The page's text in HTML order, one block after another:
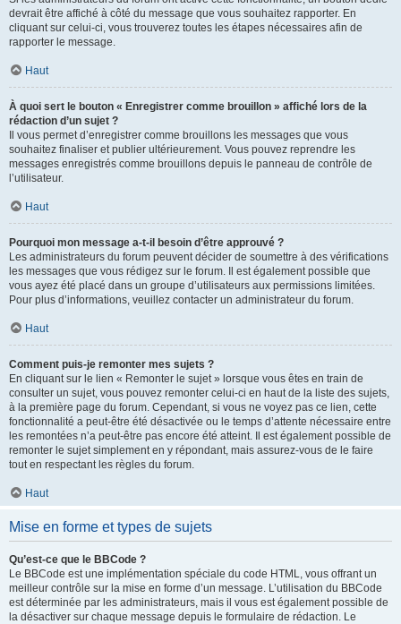
devrait être affiché à côté du message que vous souhaitez rapporter. En
cliquant sur celui-ci, vous trouverez toutes les étapes nécessaires afin de
rapporter le message.
Haut
À quoi sert le bouton « Enregistrer comme brouillon » affiché lors de la
rédaction d’un sujet ?
Il vous permet d’enregistrer comme brouillons les messages que vous
souhaitez finaliser et publier ultérieurement. Vous pouvez reprendre les
messages enregistrés comme brouillons depuis le panneau de contrôle de
l’utilisateur.
Haut
Pourquoi mon message a-t-il besoin d’être approuvé ?
Les administrateurs du forum peuvent décider de soumettre à des vérifications
les messages que vous rédigez sur le forum. Il est également possible que
vous ayez été placé dans un groupe d’utilisateurs aux permissions limitées.
Pour plus d’informations, veuillez contacter un administrateur du forum.
Haut
Comment puis-je remonter mes sujets ?
En cliquant sur le lien « Remonter le sujet » lorsque vous êtes en train de
consulter un sujet, vous pouvez remonter celui-ci en haut de la liste des sujets,
à la première page du forum. Cependant, si vous ne voyez pas ce lien, cette
fonctionnalité a peut-être été désactivée ou le temps d’attente nécessaire entre
les remontées n’a peut-être pas encore été atteint. Il est également possible de
remonter le sujet simplement en y répondant, mais assurez-vous de le faire
tout en respectant les règles du forum.
Haut
Mise en forme et types de sujets
Qu’est-ce que le BBCode ?
Le BBCode est une implémentation spéciale du code HTML, vous offrant un
meilleur contrôle sur la mise en forme d’un message. L’utilisation du BBCode
est déterminée par les administrateurs, mais il vous est également possible de
la désactiver sur chaque message depuis le formulaire de rédaction. Le